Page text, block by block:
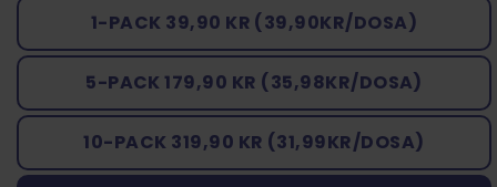
1-PACK 39,90 KR (39,90KR/DOSA)
5-PACK 179,90 KR (35,98KR/DOSA)
10-PACK 319,90 KR (31,99KR/DOSA)